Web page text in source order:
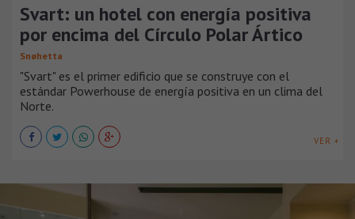
Svart: un hotel con energía positiva
por encima del Círculo Polar Ártico
Snøhetta
"Svart" es el primer edificio que se construye con el
estándar Powerhouse de energía positiva en un clima del
Norte.
VER +